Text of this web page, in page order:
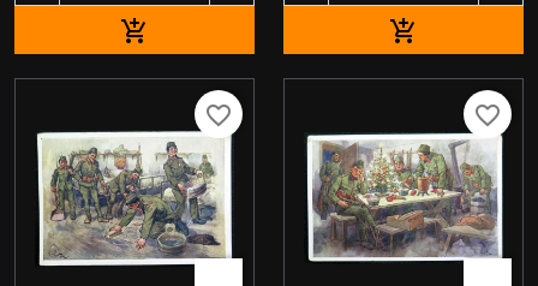
 
favorite_border favorite_border